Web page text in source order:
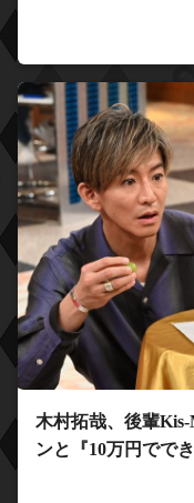
木村拓哉、後輩
ンと『10万円でで